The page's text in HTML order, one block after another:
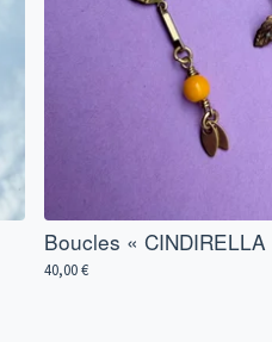
Boucles « CINDIRELLA
40,00€